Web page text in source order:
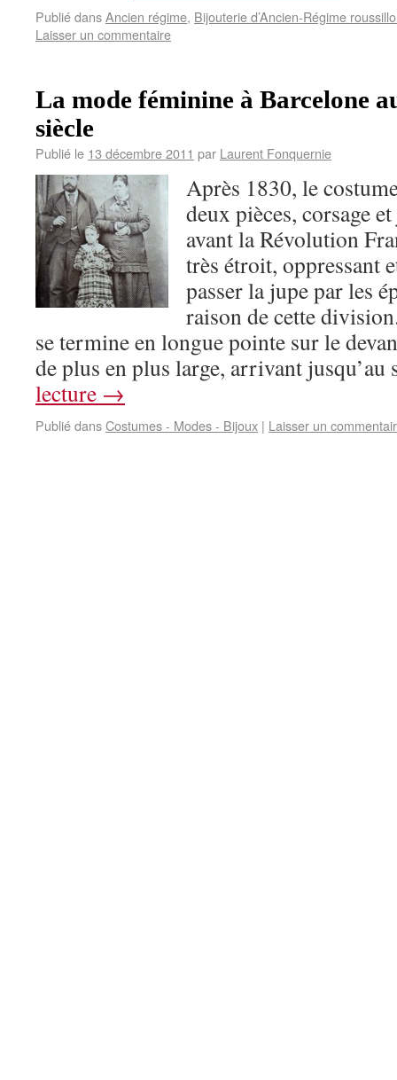
Publié dansAncien régime, Bijouterie d’Ancien-Régime
Laisser un commentaire
La mode féminine à Barcelone
siècle
Publié le 13 décembre 2011 par Laurent Fonquernie
Après 1830, le
deux pièces, corsage
avant la Révolution
très étroit, oppressant
passer la jupe par les
raison de cette
se termine en longue pointe sur le
de plus en plus large, arrivant
lecture →
Publié dansCostumes - Modes - Bijoux | Laisser un